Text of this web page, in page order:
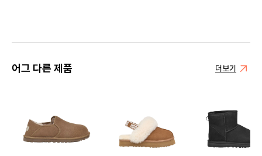
어그 다른 제품 더보기